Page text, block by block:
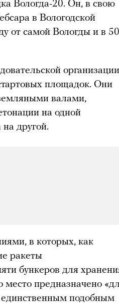
Вологда-20. Он, в свою
в Вологодской
от самой Вологды и в
организации
площадок. Они
валами,
на одной
другой.
в которых, как
ракеты
бункеров для
предназначено
единственным подобным